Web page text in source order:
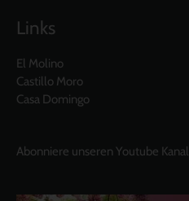
Links
El Molino
Castillo Moro
Casa Domingo
Abonniere unseren Youtube Kanal